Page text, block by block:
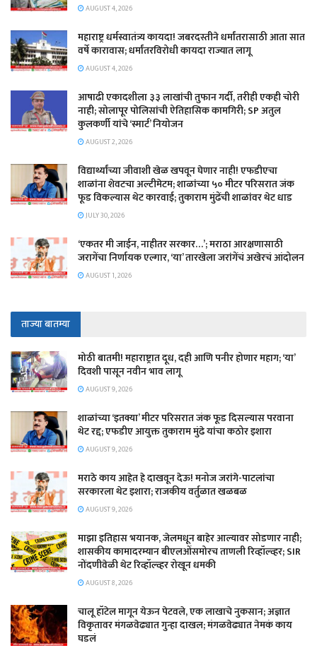
AUGUST 4, 2026
महाराष्ट्र धर्मस्वातंत्र्य कायदा! जबरदस्तीने धर्मांतरासाठी आता सात
वर्षे कारावास; धर्मांतरविरोधी कायदा राज्यात लागू
AUGUST 4, 2026
आषाढी एकादशीला ३३ लाखांची तुफान गर्दी, तरीही एकही चोरी
नाही; सोलापूर पोलिसांची ऐतिहासिक कामगिरी; SP अतुल
कुलकर्णी यांचे ‘स्मार्ट’ नियोजन
AUGUST 2, 2026
विद्यार्थ्यांच्या जीवाशी खेळ खपवून घेणार नाही! एफडीएचा
शाळांना शेवटचा अल्टीमेटम; शाळांच्या ५० मीटर परिसरात जंक
फूड विकल्यास थेट कारवाई; तुकाराम मुंढेंची शाळांवर थेट धाड
JULY 30, 2026
‘एकतर मी जाईन, नाहीतर सरकार…’; मराठा आरक्षणासाठी
जरागेंचा निर्णायक एल्गार, ‘या’ तारखेला जरांगेंचं अखेरचं आंदोलन
AUGUST 1, 2026
ताज्या बातम्या
मोठी बातमी! महाराष्ट्रात दूध, दही आणि पनीर होणार महाग; ‘या’
दिवशी पासून नवीन भाव लागू
AUGUST 9, 2026
शाळांच्या ‘इतक्या’ मीटर परिसरात जंक फूड दिसल्यास परवाना
थेट रद्द; एफडीए आयुक्त तुकाराम मुंढे यांचा कठोर इशारा
AUGUST 9, 2026
मराठे काय आहेत हे दाखवून देऊ! मनोज जरांगे-पाटलांचा
सरकारला थेट इशारा; राजकीय वर्तुळात खळबळ
AUGUST 9, 2026
माझा इतिहास भयानक, जेलमधून बाहेर आल्यावर सोडणार नाही;
शासकीय कामादरम्यान बीएलओंसमोरच ताणली रिव्हॉल्व्हर; SIR
नोंदणीवेळी थेट रिव्हॉल्व्हर रोखून धमकी
AUGUST 8, 2026
चालू हॉटेल मागून येऊन पेटवले, एक लाखाचे नुकसान; अज्ञात
विकृतावर मंगळवेढ्यात गुन्हा दाखल; मंगळवेढ्यात नेमकं काय
घडलं